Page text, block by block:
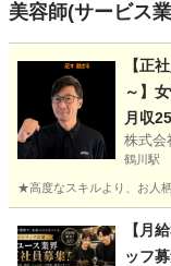
美容師(サービス
【正
～】
月収
株式会
鶴川駅
★高度なスキルより、お人
鶴川駅
【月
ッフ